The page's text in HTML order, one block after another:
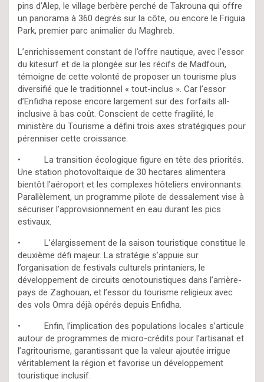
pins d’Alep, le village berbère perché de Takrouna qui offre
un panorama à 360 degrés sur la côte, ou encore le Friguia
Park, premier parc animalier du Maghreb.
L’enrichissement constant de l’offre nautique, avec l’essor
du kitesurf et de la plongée sur les récifs de Madfoun,
témoigne de cette volonté de proposer un tourisme plus
diversifié que le traditionnel « tout-inclus ». Car l’essor
d’Enfidha repose encore largement sur des forfaits all-
inclusive à bas coût. Conscient de cette fragilité, le
ministère du Tourisme a défini trois axes stratégiques pour
pérenniser cette croissance.
• La transition écologique figure en tête des priorités.
Une station photovoltaïque de 30 hectares alimentera
bientôt l’aéroport et les complexes hôteliers environnants.
Parallèlement, un programme pilote de dessalement vise à
sécuriser l’approvisionnement en eau durant les pics
estivaux.
• L’élargissement de la saison touristique constitue le
deuxième défi majeur. La stratégie s’appuie sur
l’organisation de festivals culturels printaniers, le
développement de circuits œnotouristiques dans l’arrière-
pays de Zaghouan, et l’essor du tourisme religieux avec
des vols Omra déjà opérés depuis Enfidha.
• Enfin, l’implication des populations locales s’articule
autour de programmes de micro-crédits pour l’artisanat et
l’agritourisme, garantissant que la valeur ajoutée irrigue
véritablement la région et favorise un développement
touristique inclusif.